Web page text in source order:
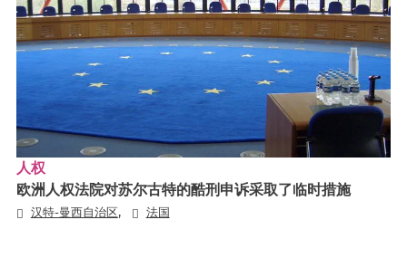
人权
欧洲人权法院对苏尔古特的酷刑申诉采取了临时措施
汉特-曼西自治区, 法国